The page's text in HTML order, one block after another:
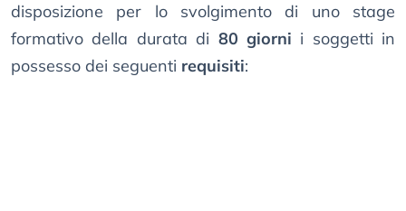
disposizione per lo svolgimento di uno stage
formativo della durata di 80 giorni i soggetti in
possesso dei seguenti requisiti: